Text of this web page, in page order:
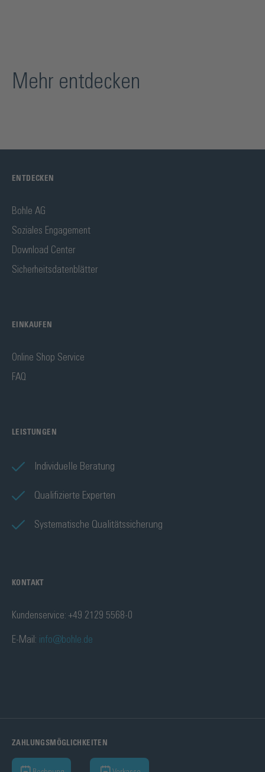
Mehr entdecken
ENTDECKEN
Bohle AG
Soziales Engagement
Download Center
Sicherheitsdatenblätter
EINKAUFEN
Online Shop Service
FAQ
LEISTUNGEN
Individuelle Beratung
Qualifizierte Experten
Systematische Qualitätssicherung
KONTAKT
Kundenservice: +49 2129 5568-0
E-Mail: info@bohle.de
ZAHLUNGSMÖGLICHKEITEN